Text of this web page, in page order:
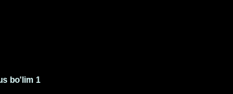
bo'lim 1